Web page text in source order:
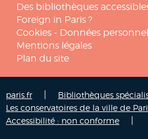
Des bibliothèques
Foreign in Paris ?
Cookies - Données
Mentions légales
Plan du site
paris.fr Bibliothèques
Les conservatoires de la ville de
Accessibilité : non conforme